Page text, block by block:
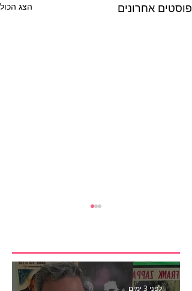
פוסטים אחרונים הצג הכול
לפני 3 ימים